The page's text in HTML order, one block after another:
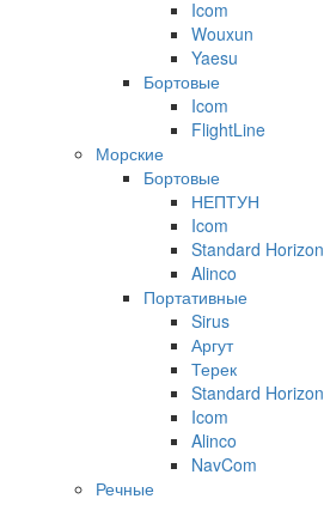
Icom
Wouxun
Yaesu
Бортовые
Icom
FlightLine
Морские
Бортовые
НЕПТУН
Icom
Standard Horizon
Alinco
Портативные
Sirus
Аргут
Терек
Standard Horizon
Icom
Alinco
NavCom
Речные